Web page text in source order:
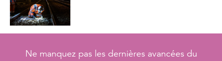
Ne manquez pas les dernières avancées du